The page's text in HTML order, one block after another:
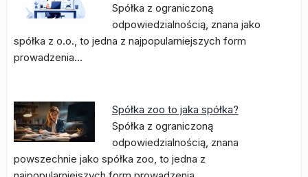
Spółka z ograniczoną
odpowiedzialnością, znana jako
spółka z o.o., to jedna z najpopularniejszych form
prowadzenia…
Spółka zoo to jaka spółka?
Spółka z ograniczoną
odpowiedzialnością, znana
powszechnie jako spółka zoo, to jedna z